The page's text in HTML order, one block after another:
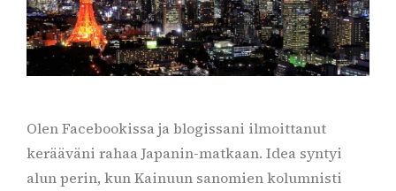
Olen Facebookissa ja blogissani ilmoittanut
kerääväni rahaa Japanin-matkaan. Idea syntyi
alun perin, kun Kainuun sanomien kolumnisti